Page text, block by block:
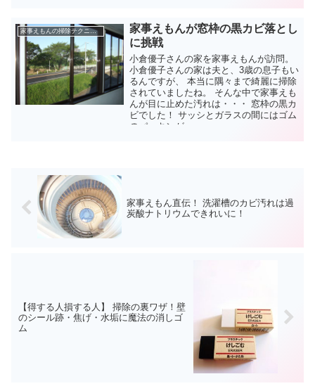
家事えもんの掃除テクニック
家事えもんが窓枠の黒カビ落とし
に挑戦
小倉優子さんの家を家事えもんが訪問。
小倉優子さんの家は夫と、3歳の息子もい
るんですが、 本当に隅々まで綺麗に掃除
されていましたね。 そんな中で家事えも
んが目に止めた汚れは・・・ 窓枠の黒カ
ビでした！ サッシとガラスの間にはゴム
のパッキンが...
家事えもん直伝！ 洗濯槽のカビ汚れは過
炭酸ナトリウムできれいに！
【得する人損する人】 掃除の裏ワザ！壁
のシール跡・焦げ・水垢に魔法の消しゴ
ム